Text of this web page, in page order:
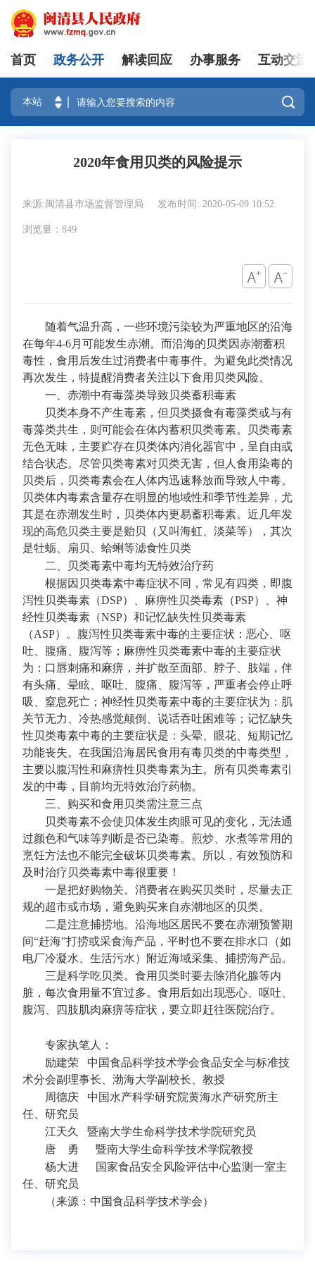
登录
首页 政务公开 解读回应 办事服务 互动交流

2020年食用贝类的风险提示
来源:闽清县市场监督管理局 发布时间: 2020-05-09 10:52
浏览量：849
随着气温升高，一些环境污染较为严重地区的沿海
在每年4-6月可能发生赤潮。而沿海的贝类因赤潮蓄积
毒性，食用后发生过消费者中毒事件。为避免此类情况
再次发生，特提醒消费者关注以下食用贝类风险。
一、赤潮中有毒藻类导致贝类蓄积毒素
贝类本身不产生毒素，但贝类摄食有毒藻类或与有
毒藻类共生，则可能会在体内蓄积贝类毒素。贝类毒素
无色无味，主要贮存在贝类体内消化器官中，呈自由或
结合状态。尽管贝类毒素对贝类无害，但人食用染毒的
贝类后，贝类毒素会在人体内迅速释放而导致人中毒。
贝类体内毒素含量存在明显的地域性和季节性差异，尤
其是在赤潮发生时，贝类体内更易蓄积毒素。近几年发
现的高危贝类主要是贻贝（又叫海虹、淡菜等），其次
是牡蛎、扇贝、蛤蜊等滤食性贝类
二、贝类毒素中毒均无特效治疗药
根据因贝类毒素中毒症状不同，常见有四类，即腹
泻性贝类毒素（DSP）、麻痹性贝类毒素（PSP）、神
经性贝类毒素（NSP）和记忆缺失性贝类毒素
（ASP）。腹泻性贝类毒素中毒的主要症状：恶心、呕
吐、腹痛、腹泻等；麻痹性贝类毒素中毒的主要症状
为：口唇刺痛和麻痹，并扩散至面部、脖子、肢端，伴
有头痛、晕眩、呕吐、腹痛、腹泻等，严重者会停止呼
吸、窒息死亡；神经性贝类毒素中毒的主要症状为：肌
关节无力、冷热感觉颠倒、说话吞吐困难等；记忆缺失
性贝类毒素中毒的主要症状是：头晕、眼花、短期记忆
功能丧失。在我国沿海居民食用有毒贝类的中毒类型，
主要以腹泻性和麻痹性贝类毒素为主。所有贝类毒素引
发的中毒，目前均无特效治疗药物。
三、购买和食用贝类需注意三点
贝类毒素不会使贝体发生肉眼可见的变化，无法通
过颜色和气味等判断是否已染毒。煎炒、水煮等常用的
烹饪方法也不能完全破坏贝类毒素。所以，有效预防和
及时治疗贝类毒素中毒很重要！
一是把好购物关。消费者在购买贝类时，尽量去正
规的超市或市场，避免购买来自赤潮地区的贝类。
二是注意捕捞地。沿海地区居民不要在赤潮预警期
间“赶海”打捞或采食海产品，平时也不要在排水口（如
电厂冷凝水、生活污水）附近海域采集、捕捞海产品。
三是科学吃贝类。食用贝类时要去除消化腺等内
脏，每次食用量不宜过多。食用后如出现恶心、呕吐、
腹泻、四肢肌肉麻痹等症状，要立即赶往医院治疗。
专家执笔人：
励建荣 中国食品科学技术学会食品安全与标准技
术分会副理事长、渤海大学副校长、教授
周德庆 中国水产科学研究院黄海水产研究所主
任、研究员
江天久 暨南大学生命科学技术学院研究员
唐 勇 暨南大学生命科学技术学院教授
杨大进 国家食品安全风险评估中心监测一室主
任、研究员
（来源：中国食品科学技术学会）